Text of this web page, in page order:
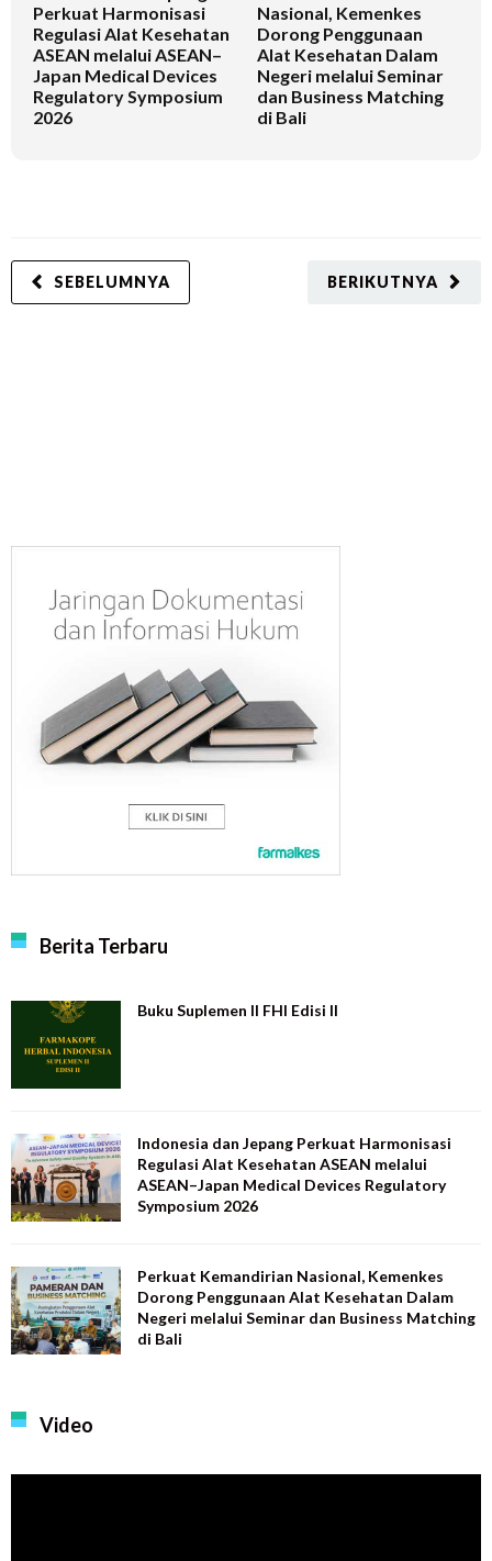
Perkuat Harmonisasi
Regulasi Alat Kesehatan
ASEAN melalui ASEAN–
Japan Medical Devices
Regulatory Symposium
2026
Nasional, Kemenkes
Dorong Penggunaan
Alat Kesehatan Dalam
Negeri melalui Seminar
dan Business Matching
di Bali
BERIKUTNYA
SEBELUMNYA
Berita Terbaru
Buku Suplemen II FHI Edisi II
Indonesia dan Jepang Perkuat Harmonisasi
Regulasi Alat Kesehatan ASEAN melalui
ASEAN–Japan Medical Devices Regulatory
Symposium 2026
Perkuat Kemandirian Nasional, Kemenkes
Dorong Penggunaan Alat Kesehatan Dalam
Negeri melalui Seminar dan Business Matching
di Bali
Video